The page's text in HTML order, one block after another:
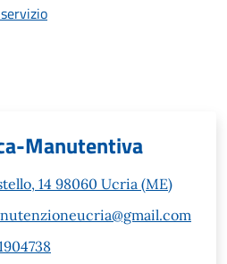
Manutentiva
14 98060 Ucria (ME)